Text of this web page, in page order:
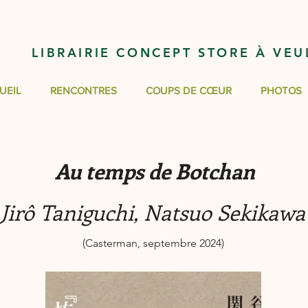
LIBRAIRIE CONCEPT STORE À
RENCONTRES COUPS DE CŒUR PHOTOS
Au temps de Botchan
Jirô Taniguchi, Natsuo Sekikawa
(Casterman, septembre 2024)